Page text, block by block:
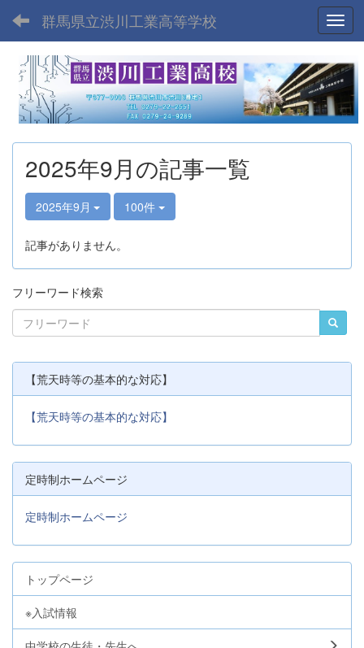
群馬県立渋川工業高等学校
2025年9月の記事一覧
2025年9月 100件
記事がありません。
フリーワード検索
【荒天時等の基本的な対応】
【荒天時等の基本的な対応】
定時制ホームページ
定時制ホームページ
トップページ
※入試情報